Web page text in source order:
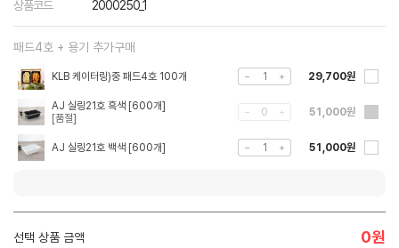
상품코드 2000250_1
패드4호 + 용기 추가구매
KLB 케이터링)중 패드4호 100개 29,700원
AJ 실링21호 흑색 [600개] 51,000원
AJ 실링21호 백색 [600개] 51,000원
선택 상품 금액 0원